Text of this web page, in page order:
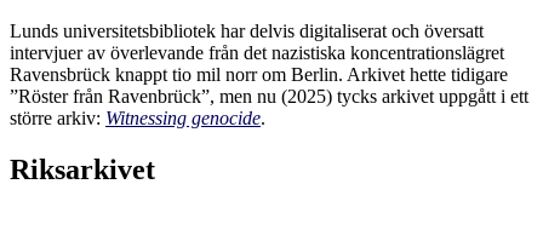
Lunds universitetsbibliotek har delvis digitaliserat och översatt
intervjuer av överlevande från det nazistiska koncentrationslägret
Ravensbrück knappt tio mil norr om Berlin. Arkivet hette tidigare
”Röster från Ravenbrück”, men nu (2025) tycks arkivet uppgått i ett
större arkiv: Witnessing genocide.
Riksarkivet